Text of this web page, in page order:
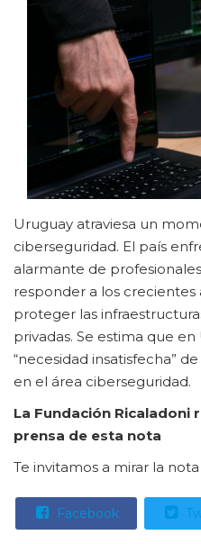
Uruguay atraviesa un
ciberseguridad. El país
alarmante de
responder a los
proteger las
privadas. Se estima que
“necesidad insatisfecha”
en el área ciberseguridad.
La Fundación Ricaladoni
prensa de esta nota
Te invitamos a mirar la
Facebook